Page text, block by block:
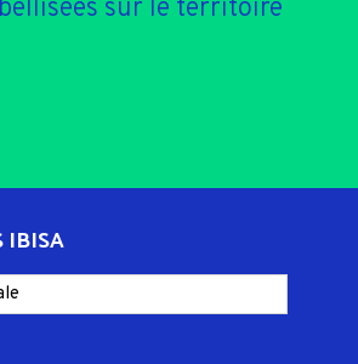
sur le territoire
IBISA